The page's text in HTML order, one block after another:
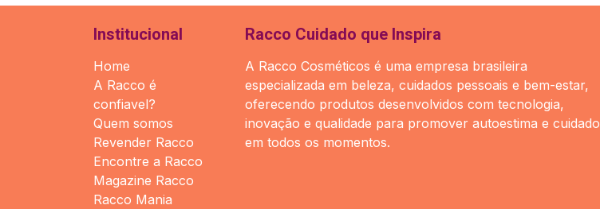
Institucional
Home
A Racco é
confiavel?
Quem somos
Revender Racco
Encontre a Racco
Magazine Racco
Racco Mania
Racco Cuidado que Inspira
A Racco Cosméticos é uma empresa brasileira
especializada em beleza, cuidados pessoais e bem-estar,
oferecendo produtos desenvolvidos com tecnologia,
inovação e qualidade para promover autoestima e cuidado
em todos os momentos.